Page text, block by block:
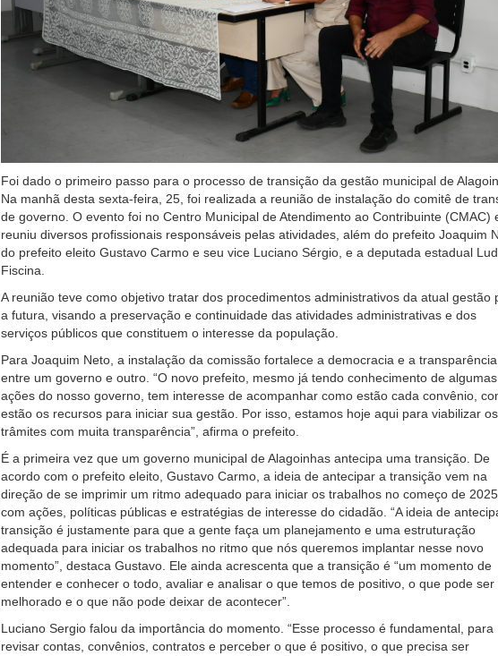
Foi dado o primeiro passo para o processo de transição da gestão municipal de
Na manhã desta sexta-feira, 25, foi realizada a reunião de instalação do comitê de
de governo. O evento foi no Centro Municipal de Atendimento ao Contribuinte (CMAC)
reuniu diversos profissionais responsáveis pelas atividades, além do prefeito Joaquim
do prefeito eleito Gustavo Carmo e seu vice Luciano Sérgio, e a deputada estadual
Fiscina.
A reunião teve como objetivo tratar dos procedimentos administrativos da atual gestão
a futura, visando a preservação e continuidade das atividades administrativas e dos
serviços públicos que constituem o interesse da população.
Para Joaquim Neto, a instalação da comissão fortalece a democracia e a transparência
entre um governo e outro. “O novo prefeito, mesmo já tendo conhecimento de algumas
ações do nosso governo, tem interesse de acompanhar como estão cada convênio,
estão os recursos para iniciar sua gestão. Por isso, estamos hoje aqui para viabilizar os
trâmites com muita transparência”, afirma o prefeito.
É a primeira vez que um governo municipal de Alagoinhas antecipa uma transição. De
acordo com o prefeito eleito, Gustavo Carmo, a ideia de antecipar a transição vem na
direção de se imprimir um ritmo adequado para iniciar os trabalhos no começo de
com ações, políticas públicas e estratégias de interesse do cidadão. “A ideia de
transição é justamente para que a gente faça um planejamento e uma estruturação
adequada para iniciar os trabalhos no ritmo que nós queremos implantar nesse novo
momento”, destaca Gustavo. Ele ainda acrescenta que a transição é “um momento de
entender e conhecer o todo, avaliar e analisar o que temos de positivo, o que pode ser
melhorado e o que não pode deixar de acontecer”.
Luciano Sergio falou da importância do momento. “Esse processo é fundamental, para
revisar contas, convênios, contratos e perceber o que é positivo, o que precisa ser